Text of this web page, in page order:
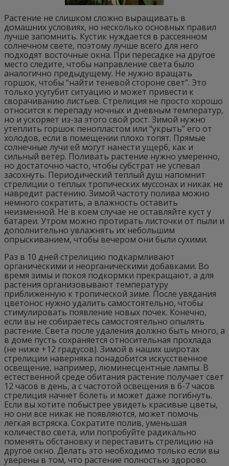
Растение не слишком сложно выращивать в
домашних условиях, но несколько основных правил
лучше запомнить. Кустик нуждается в рассеянном
солнечном свете, поэтому лучше всего для него
подходят восточные окна. При пересадке на другое
место следите, чтобы направление света было
аналогично предыдущему. Не нужно вращать
горшок, чтобы “найти теневой стороне свет”. Это
только усугубит ситуацию и может привести к
сворачиванию листьев. Стрелиция не просто хорошо
относится к перепаду ночных и дневным температур,
но и ускоряет из-за этого свой рост. Зимой нужно
утеплить горшок пенопластом или “укрыть” его от
холодов, если в помещении плохо топят. Прямые
солнечные лучи ей могут нанести ущерб, как и
сильный ветер. Поливать растение нужно умеренно,
но достаточно часто, чтобы субстрат не успевал
засохнуть. Периодический теплый душ напомнит
стрелиции о теплых тропических муссонах и никак не
навредит растению. Зимой частоту полива можно
немного сократить, а влажность оставить
неизменной. Не в коем случае не оставляйте куст у
батареи. Утром можно протирать листочки от пыли и
дополнительно увлажнять их небольшим
опрыскиванием, чтобы вечером они были сухими.
Раз в 10 дней стрелицию подкармливают
органическими и неорганическими добавками. Во
время зимы и покоя подкормки прекращают, а для
растения организовывают температуру
приближенную к тропической зиме. После увядания
цветонос нужно удалить самостоятельно, чтобы
стимулировать появление новых почек. Конечно,
если вы не собираетесь самостоятельно опылять
растение. Света после удаления должно быть много, а
в доме пусть сохраняется относительная прохлада
(не ниже +12 градусов). Зимой в наших широтах
стрелиции наверняка понадобится искусственное
освещение, например, люминесцентные лампы. В
естественной среде обитания растение получает свет
12 часов в день, а с частотой освещения в 6-7 часов
стрелиция начнет болеть и может даже погибнуть.
Если вы хотите побыстрее увидеть красивые цветы,
но они все никак не появляются, может помочь
легкая встряска. Сократите полив, уменьшая
количество света, или попробуйте радикально
поменять обстановку и переставить стрелицию на
другое окно. Делать это необходимо только если вы
уверены в том, что растение полностью здорово.